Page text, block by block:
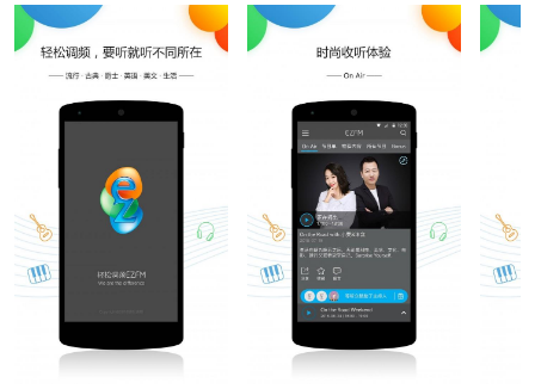
《EZFM》软件优势：
1)支持各大广播电台在线播放，让用户可以随时随地收听
自己喜爱的电台节目，享受广播的乐趣。
2)提供最新的新闻资讯和音乐新歌，用户可以第一时间了